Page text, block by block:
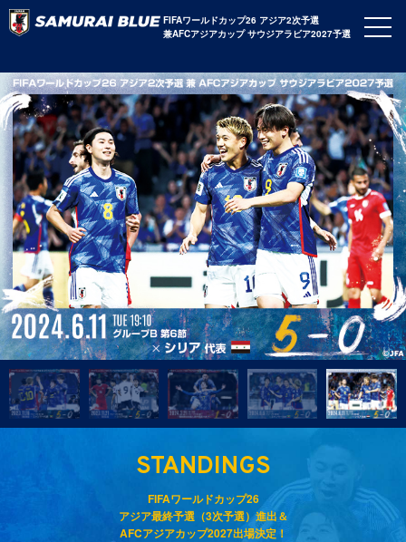
FIFAワールドカップ26 アジア2次予選
兼AFCアジアカップ サウジアラビア2027予選
STANDINGS
FIFAワールドカップ26
アジア最終予選（3次予選）進出＆
AFCアジアカップ2027出場決定！